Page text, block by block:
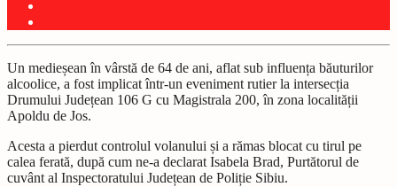
Un medieșean în vârstă de 64 de ani, aflat sub influența băuturilor
alcoolice, a fost implicat într-un eveniment rutier la intersecția
Drumului Județean 106 G cu Magistrala 200, în zona localității
Apoldu de Jos.
Acesta a pierdut controlul volanului și a rămas blocat cu tirul pe
calea ferată, după cum ne-a declarat Isabela Brad, Purtătorul de
cuvânt al Inspectoratului Județean de Poliție Sibiu.